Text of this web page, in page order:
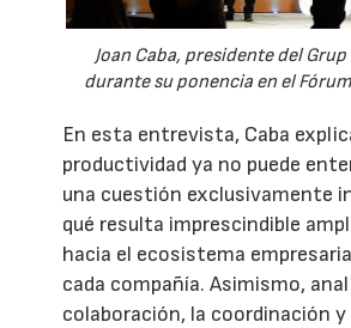
Joan Caba, presidente del Grup
durante su ponencia en el
En esta entrevista, Caba
productividad ya no puede
una cuestión exclusivamente
qué resulta imprescindible
hacia el ecosistema
cada compañía. Asimismo,
colaboración, la coordinación y